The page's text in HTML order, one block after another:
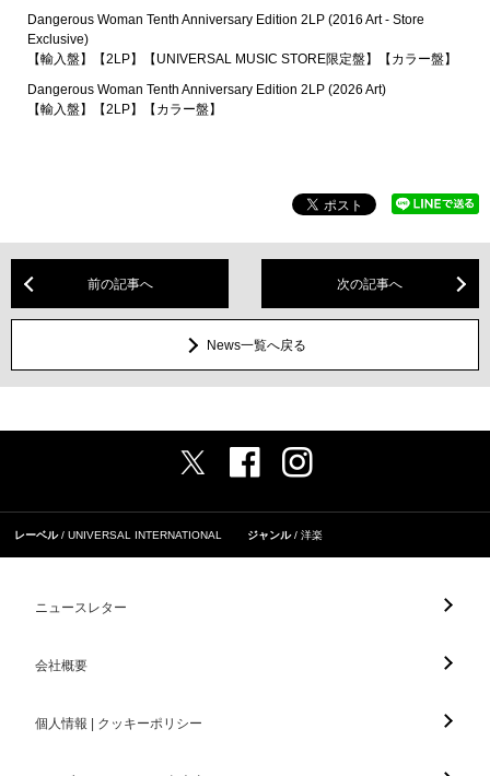
Dangerous Woman Tenth Anniversary Edition 2LP (2016 Art - Store
Exclusive)
【輸入盤】【2LP】【UNIVERSAL MUSIC STORE限定盤】【カラー盤】
Dangerous Woman Tenth Anniversary Edition 2LP (2026 Art)
【輸入盤】【2LP】【カラー盤】
前の記事へ 次の記事へ
News一覧へ戻る
レーベル UNIVERSAL INTERNATIONAL ジャンル 洋楽
ニュースレター
会社概要
個人情報 | クッキーポリシー